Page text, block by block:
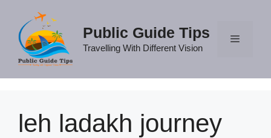
content
Public Guide Tips
Travelling With Different Vision
leh ladakh journey